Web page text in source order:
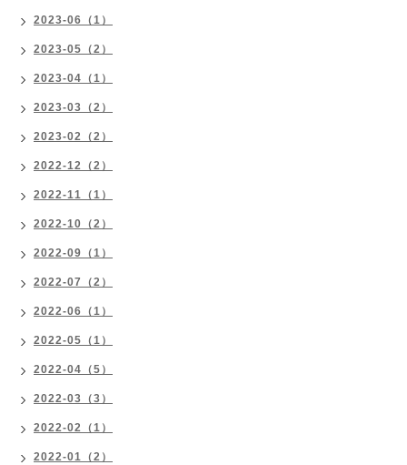
2023-06（1）
2023-05（2）
2023-04（1）
2023-03（2）
2023-02（2）
2022-12（2）
2022-11（1）
2022-10（2）
2022-09（1）
2022-07（2）
2022-06（1）
2022-05（1）
2022-04（5）
2022-03（3）
2022-02（1）
2022-01（2）